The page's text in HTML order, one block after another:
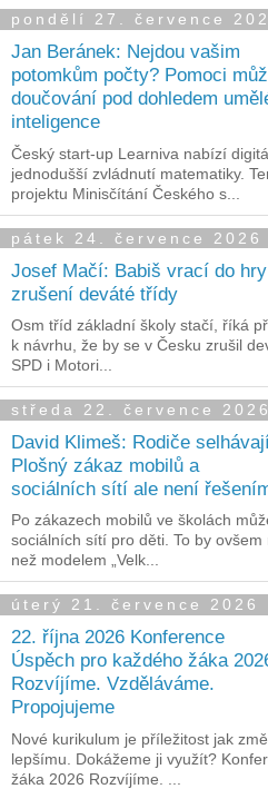
pondělí 27. července
Jan Beránek: Nejdou vašim
potomkům počty? Pomoci
doučování pod dohledem
inteligence
Český start-up Learniva nabízí
jednodušší zvládnutí matematiky.
projektu Minisčítání Českého s...
pátek 24. července 2026
Josef Mačí: Babiš vrací do hry
zrušení deváté třídy
Osm tříd základní školy stačí, říká
k návrhu, že by se v Česku zrušil
SPD i Motori...
středa 22. července 2026
David Klimeš: Rodiče
Plošný zákaz mobilů a
sociálních sítí ale není
Po zákazech mobilů ve školách
sociálních sítí pro děti. To by
než modelem „Velk...
úterý 21. července 2026
22. října 2026 Konference
Úspěch pro každého žáka
Rozvíjíme. Vzděláváme.
Propojujeme
Nové kurikulum je příležitost jak
lepšímu. Dokážeme ji využít?
žáka 2026 Rozvíjíme. ...